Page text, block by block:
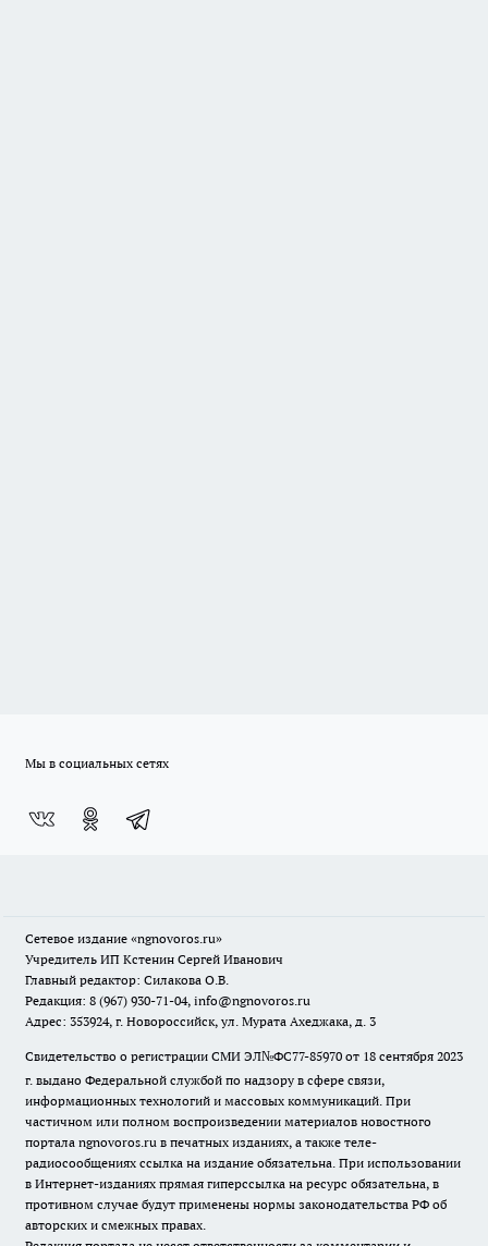
Мы в социальных сетях
Сетевое издание «ngnovoros.ru»
Учредитель ИП Кстенин Сергей Иванович
Главный редактор: Силакова О.В.
Редакция: 8 (967) 930-71-04, info@ngnovoros.ru
Адрес: 353924, г. Новороссийск, ул. Мурата Ахеджака, д. 3
Свидетельство о регистрации СМИ ЭЛ№ФС77-85970 от 18 сентября 2023
г. выдано Федеральной службой по надзору в сфере связи,
информационных технологий и массовых коммуникаций. При
частичном или полном воспроизведении материалов новостного
портала ngnovoros.ru в печатных изданиях, а также теле-
радиосообщениях ссылка на издание обязательна. При использовании
в Интернет-изданиях прямая гиперссылка на ресурс обязательна, в
противном случае будут применены нормы законодательства РФ об
авторских и смежных правах.